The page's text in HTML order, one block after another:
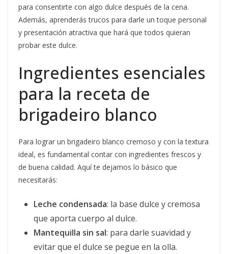
para consentirte con algo dulce después de la cena.
Además, aprenderás trucos para darle un toque personal
y presentación atractiva que hará que todos quieran
probar este dulce.
Ingredientes esenciales
para la receta de
brigadeiro blanco
Para lograr un brigadeiro blanco cremoso y con la textura
ideal, es fundamental contar con ingredientes frescos y
de buena calidad. Aquí te dejamos lo básico que
necesitarás:
Leche condensada: la base dulce y cremosa
que aporta cuerpo al dulce.
Mantequilla sin sal: para darle suavidad y
evitar que el dulce se pegue en la olla.